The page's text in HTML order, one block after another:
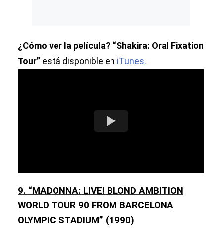
¿Cómo ver la película? “Shakira: Oral Fixation
Tour” está disponible en iTunes.
9. “MADONNA: LIVE! BLOND AMBITION
WORLD TOUR 90 FROM BARCELONA
OLYMPIC STADIUM” (1990)